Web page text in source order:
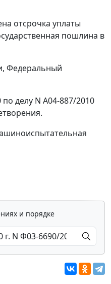
отсрочка уплаты
пошлина в
Федеральный
делу N А04-887/2010
и порядке